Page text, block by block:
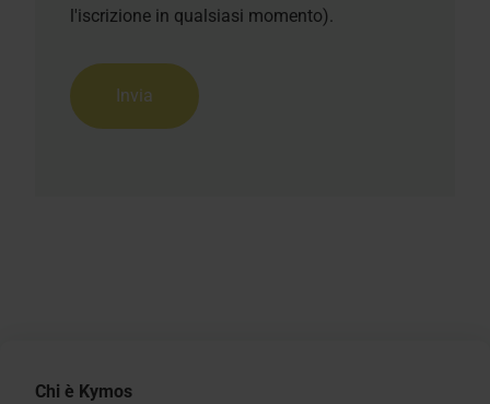
l'iscrizione in qualsiasi momento).
Chi è Kymos